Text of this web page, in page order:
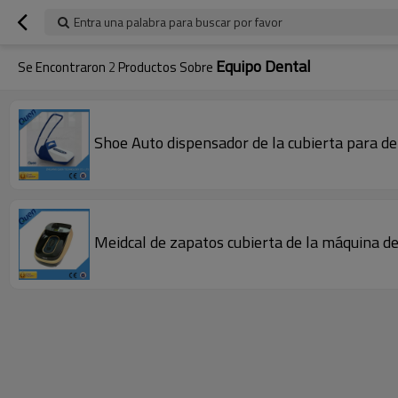
Entra una palabra para buscar por favor
Se Encontraron 2 Productos Sobre Equipo Dental
Shoe Auto dispensador de la cubierta para
Meidcal de zapatos cubierta de la máquina